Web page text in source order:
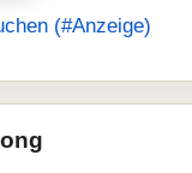
(#Anzeige)